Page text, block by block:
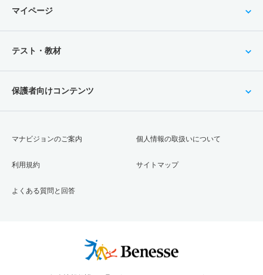
マイページ
テスト・教材
保護者向けコンテンツ
マナビジョンのご案内
利用規約
よくある質問と回答
個人情報の取扱いについて
サイトマップ